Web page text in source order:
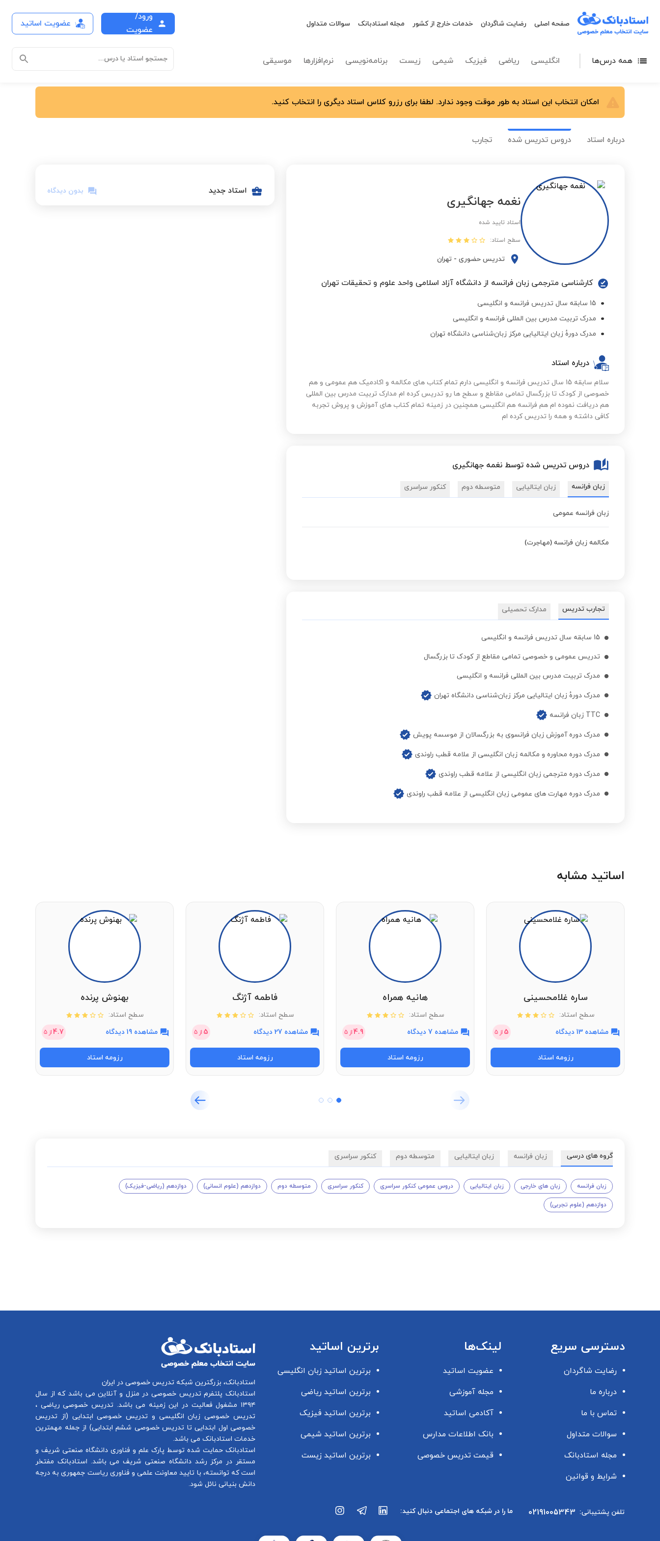
صفحه اصلی رضایت شاگردان خدمات خارج از کشور مجله استادبانک سوالات متداول
ورود/
عضویت
عضویت اساتید
همه درس‌ها انگلیسی ریاضی فیزیک شیمی زیست برنامه‌نویسی نرم‌افزارها موسیقی جستجو استاد یا درس...
امکان انتخاب این استاد به طور موقت وجود ندارد. لطفا برای رزرو کلاس استاد دیگری را انتخاب کنید.
درباره استاد دروس تدریس شده تجارب
نغمه جهانگیری
استاد تایید شده
سطح استاد:
تدریس حضوری - تهران
کارشناسی مترجمی زبان فرانسه از دانشگاه آزاد اسلامی واحد علوم و تحقیقات تهران
15 سابقه سال تدریس فرانسه و انگلیسی
مدرک تربیت مدرس بین المللی فرانسه و انگلیسی
مدرک دورهٔ زبان ایتالیایی مرکز زبان‌شناسی دانشگاه تهران
درباره استاد
سلام سابقه 15 سال تدریس فرانسه و انگلیسی دارم تمام کتاب های مکالمه و اکادمیک هم عمومی و هم
خصوصی از کودک تا بزرگسال تمامی مقاطع و سطح ها رو تدریس کرده ام مدارک تربیت مدرس بین المللی
هم دریافت نموده ام هم فرانسه هم انگلیسی همچنین در زمینه تمام کتاب های آموزش و پروش تجربه
کافی داشته و همه را تدریس کرده ام
دروس تدریس شده توسط نغمه جهانگیری
زبان فرانسه زبان ایتالیایی متوسطه دوم کنکور سراسری
زبان فرانسه عمومی
مکالمه زبان فرانسه (مهاجرت)
تجارب تدریس مدارک تحصیلی
15 سابقه سال تدریس فرانسه و انگلیسی
تدریس عمومی و خصوصی تمامی مقاطع از کودک تا بزرگسال
مدرک تربیت مدرس بین المللی فرانسه و انگلیسی
مدرک دورهٔ زبان ایتالیایی مرکز زبان‌شناسی دانشگاه تهران
TTC زبان فرانسه
مدرک دوره آموزش زبان فرانسوی به بزرگسالان از موسسه پویش
مدرک دوره محاوره و مکالمه زبان انگلیسی از علامه قطب راوندی
مدرک دوره مترجمی زبان انگلیسی از علامه قطب راوندی
مدرک دوره مهارت های عمومی زبان انگلیسی از علامه قطب راوندی
استاد جدید بدون دیدگاه
اساتید مشابه
ساره غلامحسینی
سطح استاد:
مشاهده 13 دیدگاه
5 از 5
رزومه استاد
هانیه همراه
سطح استاد:
مشاهده 7 دیدگاه
4.9از 5
رزومه استاد
فاطمه آژنگ
سطح استاد:
مشاهده 27 دیدگاه
5 از 5
رزومه استاد
بهنوش پرنده
سطح استاد:
مشاهده 19 دیدگاه
4.7از 5
رزومه استاد
گروه های درسی زبان فرانسه زبان ایتالیایی متوسطه دوم کنکور سراسری
زبان فرانسه زبان های خارجی زبان ایتالیایی دروس عمومی کنکور سراسری کنکور سراسری متوسطه دوم دوازدهم (علوم انسانی) دوازدهم (ریاضی-فیزیک)
دوازدهم (علوم تجربی)
دسترسی سریع
رضایت شاگردان
درباره ما
تماس با ما
سوالات متداول
مجله استادبانک
شرایط و قوانین
لینک‌ها
عضویت اساتید
مجله آموزشی
آکادمی اساتید
بانک اطلاعات مدارس
قیمت تدریس خصوصی
برترین اساتید
برترین اساتید زبان انگلیسی
برترین اساتید ریاضی
برترین اساتید فیزیک
برترین اساتید شیمی
برترین اساتید زیست
استادبانک، بزرگترین شبکه تدریس خصوصی در ایران
استادبانک پلتفرمتدریس خصوصی در منزل و آنلاین می باشد که از سال
۱۳۹۴ مشغول فعالیت در این زمینه می باشد.
تدریس خصوصی ریاضی ،
تدریس خصوصی زبان انگلیسی و تدریس خصوصی ابتدایی (از تدریس
خصوصی اول ابتداییتا تدریس خصوصی ششم ابتدایی) از جمله مهمترین
خدمات استادبانک می باشد.
استادبانک حمایت شده توسط پارک علم و فناوری دانشگاه صنعتی شریف و
مستقر در مرکز رشد دانشگاه صنعتی شریف می باشد. استادبانک مفتخر
است که توانسته، با تایید معاونت علمی و فناوری ریاست جمهوری به درجه
دانش بنیانی نائل شود.
تلفن پشتیبانی: 02191005343 ما را در شبکه های اجتماعی دنبال کنید: